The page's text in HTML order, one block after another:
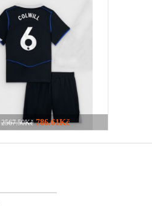
2567.50Kč 786.61Kč